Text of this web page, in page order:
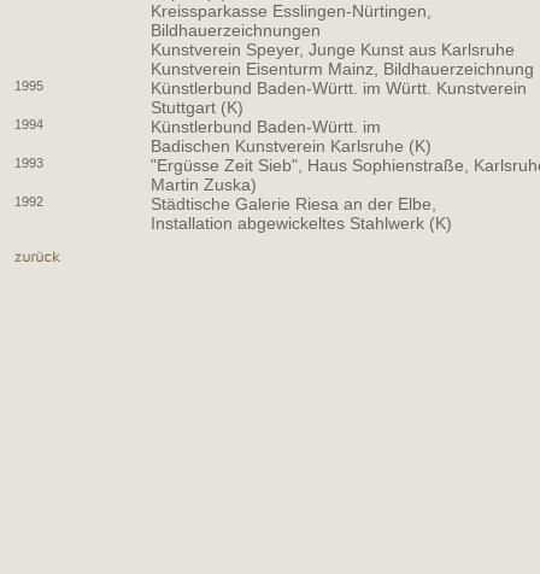
Kreissparkasse Esslingen-Nürtingen,
Bildhauerzeichnungen
Kunstverein Speyer, Junge Kunst aus Karlsruhe
Kunstverein Eisenturm Mainz, Bildhauerzeichnung
1995
Künstlerbund Baden-Württ. im Württ. Kunstverein
Stuttgart (K)
1994
Künstlerbund Baden-Württ. im
Badischen Kunstverein Karlsruhe (K)
1993
"Ergüsse Zeit Sieb", Haus Sophienstraße,
Martin Zuska)
1992
Städtische Galerie Riesa an der Elbe,
Installation abgewickeltes Stahlwerk (K)